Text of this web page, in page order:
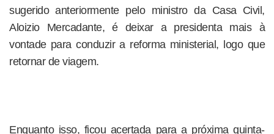
sugerido anteriormente pelo ministro da Casa Civil,
Aloizio Mercadante, é deixar a presidenta mais à
vontade para conduzir a reforma ministerial, logo que
retornar de viagem.
Enquanto isso, ficou acertada para a próxima quinta-